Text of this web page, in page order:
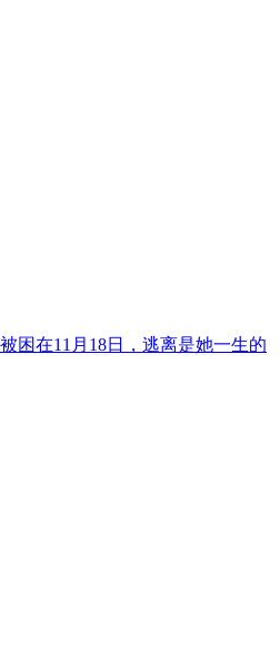
被困在11月18日，逃离是她一生的